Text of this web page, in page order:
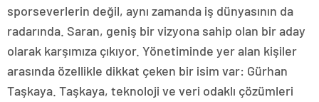
sporseverlerin değil, aynı zamanda iş dünyasının da
radarında. Saran, geniş bir vizyona sahip olan bir aday
olarak karşımıza çıkıyor. Yönetiminde yer alan kişiler
arasında özellikle dikkat çeken bir isim var: Gürhan
Taşkaya. Taşkaya, teknoloji ve veri odaklı çözümleri